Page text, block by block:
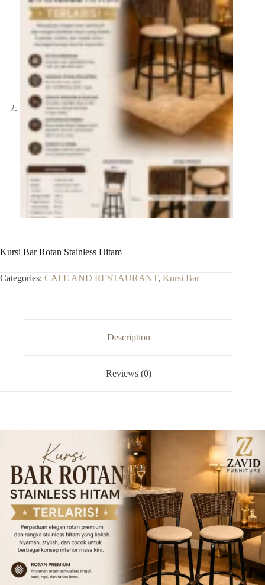
Kursi Bar Rotan Stainless Hitam
Categories: CAFE AND RESTAURANT, Kursi Bar
Description
Reviews (0)